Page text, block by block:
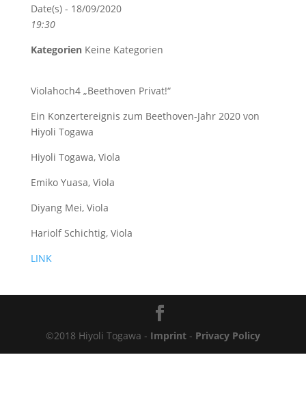
Date(s) - 18/09/2020
19:30
KategorienKeine Kategorien
Violahoch4 „Beethoven Privat!“
Ein Konzertereignis zum Beethoven-Jahr 2020 von
Hiyoli Togawa
Hiyoli Togawa, Viola
Emiko Yuasa, Viola
Diyang Mei, Viola
Hariolf Schichtig, Viola
LINK
©2018 Hiyoli Togawa - Imprint- Privacy Policy